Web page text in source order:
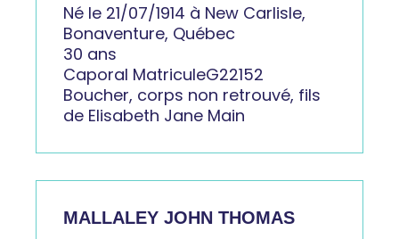
Né le 21/07/1914 à New Carlisle,
Bonaventure, Québec
30 ans
Caporal MatriculeG22152
Boucher, corps non retrouvé, fils
de Elisabeth Jane Main
MALLALEY JOHN THOMAS